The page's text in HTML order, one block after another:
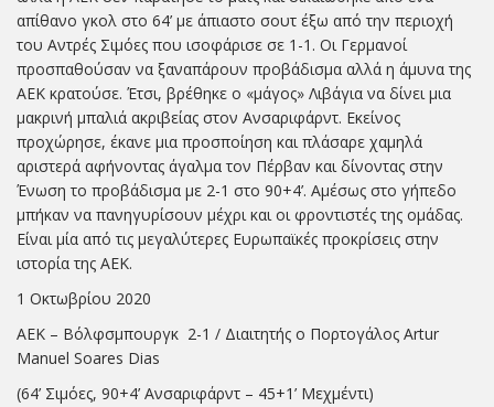
απίθανο γκολ στο 64’ με άπιαστο σουτ έξω από την περιοχή
του Αντρές Σιμόες που ισοφάρισε σε 1-1. Οι Γερμανοί
προσπαθούσαν να ξαναπάρουν προβάδισμα αλλά η άμυνα της
ΑΕΚ κρατούσε. Έτσι, βρέθηκε ο «μάγος» Λιβάγια να δίνει μια
μακρινή μπαλιά ακριβείας στον Ανσαριφάρντ. Εκείνος
προχώρησε, έκανε μια προσποίηση και πλάσαρε χαμηλά
αριστερά αφήνοντας άγαλμα τον Πέρβαν και δίνοντας στην
Ένωση το προβάδισμα με 2-1 στο 90+4’. Αμέσως στο γήπεδο
μπήκαν να πανηγυρίσουν μέχρι και οι φροντιστές της ομάδας.
Είναι μία από τις μεγαλύτερες Ευρωπαϊκές προκρίσεις στην
ιστορία της ΑΕΚ.
1 Οκτωβρίου 2020
ΑΕΚ – Βόλφσμπουργκ 2-1 / Διαιτητής ο Πορτογάλος Artur
Manuel Soares Dias
(64’ Σιμόες, 90+4’ Ανσαριφάρντ – 45+1’ Μεχμέντι)